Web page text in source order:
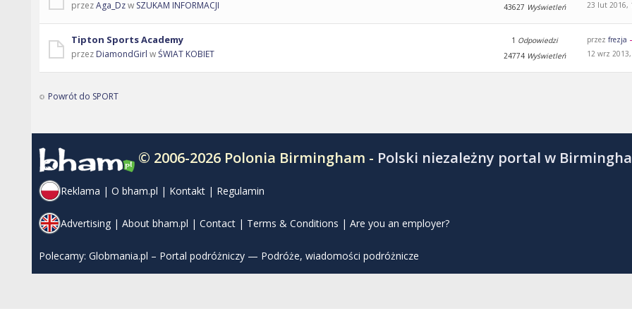
przezAga_Dzw SZUKAM INFORMACJI
43627 Wyświetleń
23 lut 2016,
Tipton Sports Academy
przez DiamondGirl wŚWIAT KOBIET
1 Odpowiedzi
24774 Wyświetleń
przezfrezja
12 wrz
Powrót do SPORT
© 2006-2026 Polonia Birmingham - Polski niezależny portal w
Reklama | O bham.pl | Kontakt | Regulamin
Advertising | About bham.pl | Contact | Terms & Conditions | Are you an employer?
Polecamy: Globmania.pl – Portal podróżniczy — Podróże, wiadomości podróżnicze